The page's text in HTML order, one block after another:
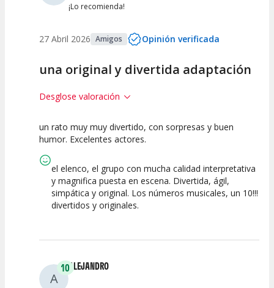
¡Lo recomienda!
27 Abril 2026 Amigos Opinión verificada
una original y divertida adaptación
Desglose valoración
10
Espectáculo
10 10
artística
un rato muy muy divertido, con sorpresas y buen
humor. Excelentes actores.
el elenco, el grupo con mucha calidad interpretativa
y magnifica puesta en escena. Divertida, ágil,
simpática y original. Los números musicales, un 10!!!
divertidos y originales.
A
10ALEJANDRO